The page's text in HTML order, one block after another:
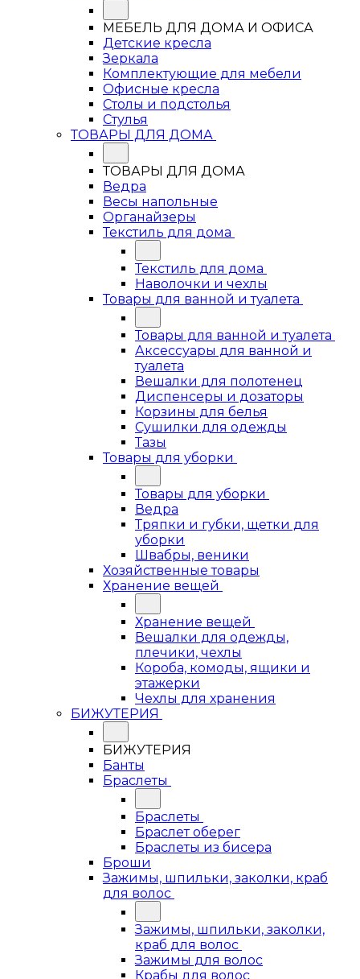
МЕБЕЛЬ ДЛЯ ДОМА И ОФИСА
Детские кресла
Зеркала
Комплектующие для мебели
Офисные кресла
Столы и подстолья
Стулья
ТОВАРЫ ДЛЯ ДОМА
ТОВАРЫ ДЛЯ ДОМА
Ведра
Весы напольные
Органайзеры
Текстиль для дома
Текстиль для дома
Наволочки и чехлы
Товары для ванной и туалета
Товары для ванной и туалета
Аксессуары для ванной и
туалета
Вешалки для полотенец
Диспенсеры и дозаторы
Корзины для белья
Сушилки для одежды
Тазы
Товары для уборки
Товары для уборки
Ведра
Тряпки и губки, щетки для
уборки
Швабры, веники
Хозяйственные товары
Хранение вещей
Хранение вещей
Вешалки для одежды,
плечики, чехлы
Короба, комоды, ящики и
этажерки
Чехлы для хранения
БИЖУТЕРИЯ
БИЖУТЕРИЯ
Банты
Браслеты
Браслеты
Браслет оберег
Браслеты из бисера
Броши
Зажимы, шпильки, заколки, краб
для волос
Зажимы, шпильки, заколки,
краб для волос
Зажимы для волос
Крабы для волос